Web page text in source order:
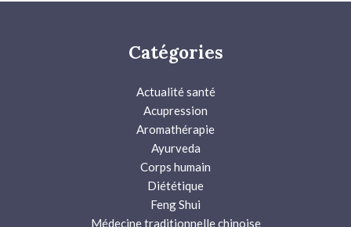
Catégories
Actualité santé
Acupression
Aromathérapie
Ayurveda
Corps humain
Diététique
Feng Shui
Médecine traditionnelle chinoise